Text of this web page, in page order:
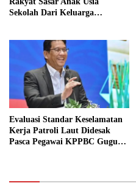
Sekolah Dari Keluarga
Evaluasi Standar Keselamatan
Kerja Patroli Laut Didesak
Pasca Pegawai KPPBC Gugur